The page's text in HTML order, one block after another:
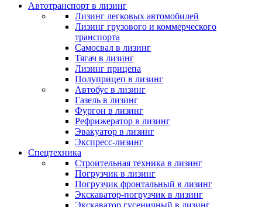
Автотранспорт в лизинг
Лизинг легковых автомобилей
Лизинг грузового и коммерческого
транспорта
Самосвал в лизинг
Тягач в лизинг
Лизинг прицепа
Полуприцеп в лизинг
Автобус в лизинг
Газель в лизинг
Фургон в лизинг
Рефрижератор в лизинг
Эвакуатор в лизинг
Экспресс-лизинг
Спецтехника
Строительная техника в лизинг
Погрузчик в лизинг
Погрузчик фронтальный в лизинг
Экскаватор-погрузчик в лизинг
Экскаватор гусеничный в лизинг